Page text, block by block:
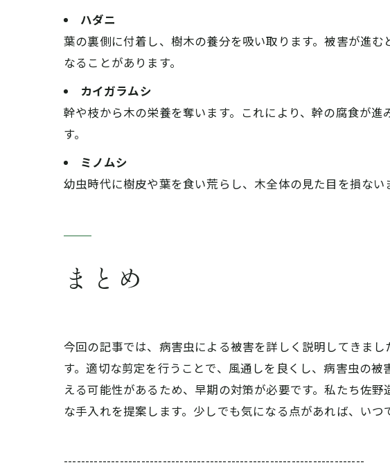
ハダニ
葉の裏側に付着し、樹木の養分を吸い取ります。被害が進
なることがあります。
カイガラムシ
幹や枝から木の栄養を奪います。これにより、幹の腐食が
す。
ミノムシ
幼虫時代に樹皮や葉を食い荒らし、木全体の見た目を損な
まとめ
今回の記事では、病害虫による被害を詳しく説明してきま
す。適切な剪定を行うことで、風通しを良くし、病害虫の
える可能性があるため、早期の対策が必要です。私たち佐
な手入れを提案します。少しでも気になる点があれば、いつ
----------------------------------------------------------------------